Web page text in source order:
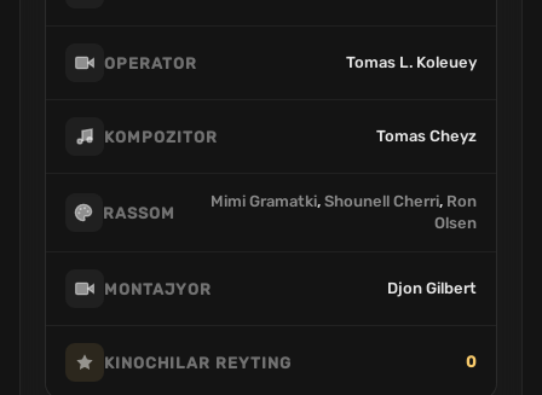
OPERATOR Tomas L. Koleuey
KOMPOZITOR Tomas Cheyz
RASSOM
Mimi Gramatki, Shounell Cherri, Ron
Olsen
MONTAJYOR Djon Gilbert
KINOCHILAR REYTING 0